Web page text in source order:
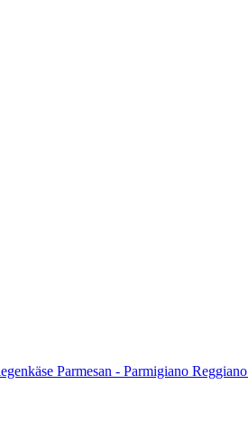
Parmesan - Parmigiano Reggiano